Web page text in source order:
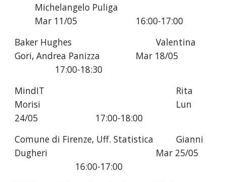
Michelangelo Puliga
Mar 11/05
16:00-17:00
Baker Hughes
Valentina
Gori, Andrea Panizza
Mar 18/05
17:00-18:30
MindIT
Rita
Morisi
Lun
24/05
17:00-18:00
Comune di Firenze, Uff. Statistica
Gianni
Dugheri
16:00-17:00